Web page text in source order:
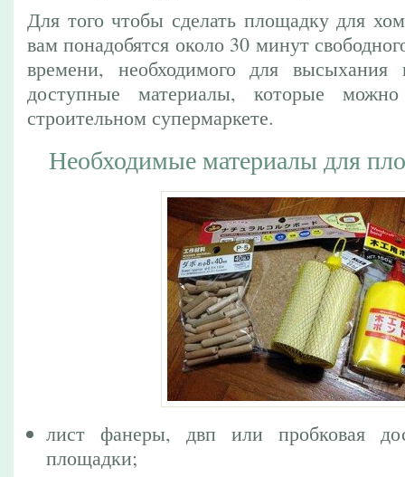
Для того чтобы сделать площадку для
вам понадобятся около 30 минут
времени, необходимого для высыхания
доступные материалы, которые
строительном супермаркете.
Необходимые материалы для
лист фанеры, двп или пробковая
площадки;